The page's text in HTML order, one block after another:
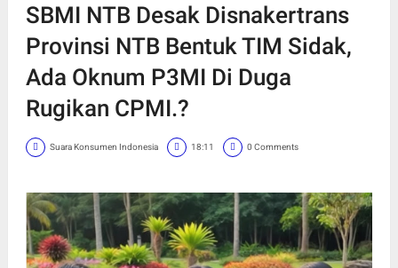
SBMI NTB Desak Disnakertrans
Provinsi NTB Bentuk TIM Sidak,
Ada Oknum P3MI Di Duga
Rugikan CPMI.?
Suara Konsumen Indonesia 18:11 0 Comments